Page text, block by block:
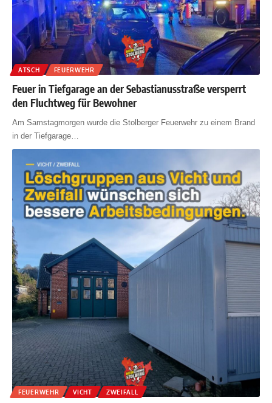
ATSCH FEUERWEHR
Feuer in Tiefgarage an der Sebastianusstraße versperrt
den Fluchtweg für Bewohner
Am Samstagmorgen wurde die Stolberger Feuerwehr zu einem Brand
in der Tiefgarage
FEUERWEHR VICHT ZWEIFALL